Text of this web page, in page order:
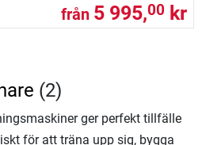
från 5 995,00 kr
(2)
ger perfekt tillfälle
för att träna upp sig, bygga